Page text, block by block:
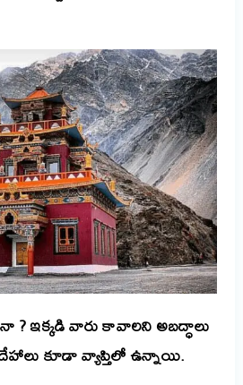
ఇక్కడి వారు కావాలని అబద్ధాలు
కూడా వ్యాప్తిలో ఉన్నాయి.